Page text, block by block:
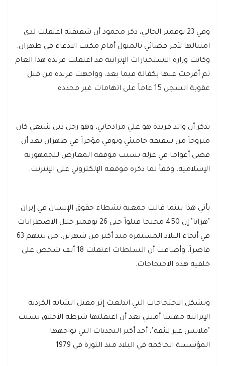
وفي 23 نوفمبر الحالي، ذكر محمود أن شقيقته اعتقلت لدى
امتثالها لأمر قضائي بالمثول أمام مكتب الادعاء في طهران.
وكانت وزارة الاستخبارات الإيرانية قد اعتقلت فريدة هذا العام
ثم أفرجت عنها بكفالة فيما بعد. وواجهت فريدة من قبل
عقوبة السجن 15 عاماً على اتهامات غير محددة.
يذكر أن والد فريدة هو علي مرادخاني، وهو رجل دين شيعي كان
متزوجاً من شقيقة خامنئي وتوفي مؤخراً في طهران بعد أن
قضى أعواما في عزلة بسبب موقفه المعارض للجمهورية
الإسلامية، وفقاً لما ذكره موقعه الإلكتروني على الإنترنت.
يأتي هذا بينما قالت جمعية نشطاء حقوق الإنسان في إيران
"هرانا" إن 450 محتجا قتلواً حتى 26 نوفمبر خلال الاضطرابات
في أنحاء البلاد المستمرة منذ أكثر من شهرين، من بينهم 63
قاصراً. وأضافت أن السلطات اعتقلت 18 ألف شخص على
خلفية هذه الاحتجاجات.
وتشكل الاحتجاجات التي اندلعت إثر مقتل الشابة الكردية
الإيرانية مهسا أميني بعد أن اعتقلتها شرطة الأخلاق بسبب
"ملابس غير لائقة"، أحد أكبر التحديات التي تواجهها
المؤسسة الحاكمة في البلاد منذ الثورة في 1979.